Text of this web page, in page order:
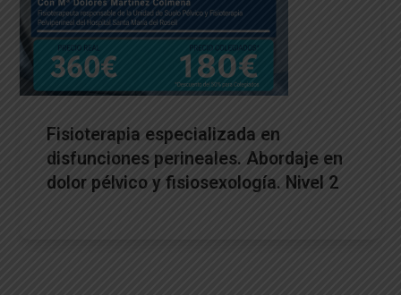
Fisioterapia especializada en
disfunciones perineales. Abordaje en
dolor pélvico y fisiosexología. Nivel 2